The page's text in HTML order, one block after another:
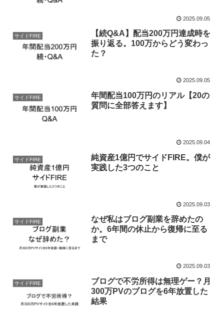
2025.09.05
サイドFIRE
【続Q&A】配当200万円達成時を
振り返る。100万からどう変わっ
た？
2025.09.05
サイドFIRE
年間配当100万円のリアル【20の
質問に全部答えます】
2025.09.04
サイドFIRE
純資産1億円でサイドFIRE。僕が
実践した3つのこと
2025.09.03
サイドFIRE
なぜ私はブログ副業を辞めたの
か。6年間の休止から復帰に至る
まで
2025.09.03
サイドFIRE
ブログで不労所得は無理ゲー？月
300万PVのブログを6年放置した
結果